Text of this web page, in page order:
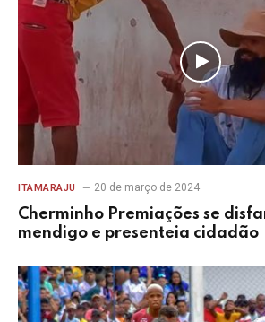
ITAMARAJU 20 de março de 2024
Cherminho Premiações se
mendigo e presenteia cidadão